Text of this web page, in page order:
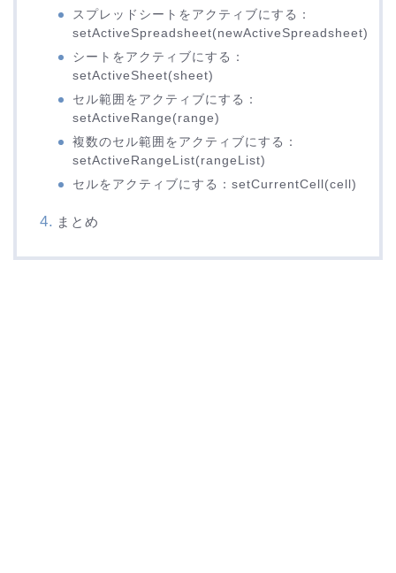
スプレッドシートをアクティブにする：
setActiveSpreadsheet(newActiveSpreadsheet)
シートをアクティブにする：
setActiveSheet(sheet)
セル範囲をアクティブにする：
setActiveRange(range)
複数のセル範囲をアクティブにする：
setActiveRangeList(rangeList)
セルをアクティブにする：setCurrentCell(cell)
まとめ